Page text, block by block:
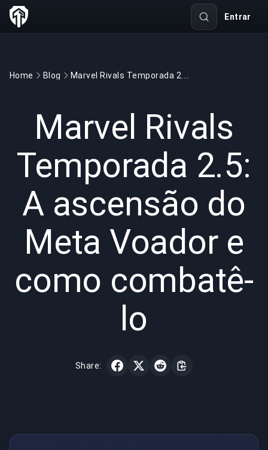
Entrar
Home Blog
Marvel Rivals
Temporada 2.5:
A ascensão do
Meta Voador e
como combatê-
lo
Share: